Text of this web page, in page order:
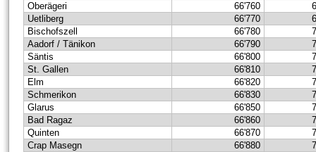
Oberägeri
66'760
Uetliberg
66'770
Bischofszell
66'780
Aadorf / Tänikon
66'790
Säntis
66'800
St. Gallen
66'810
Elm
66'820
Schmerikon
66'830
Glarus
66'850
Bad Ragaz
66'860
Quinten
66'870
Crap Masegn
66'880